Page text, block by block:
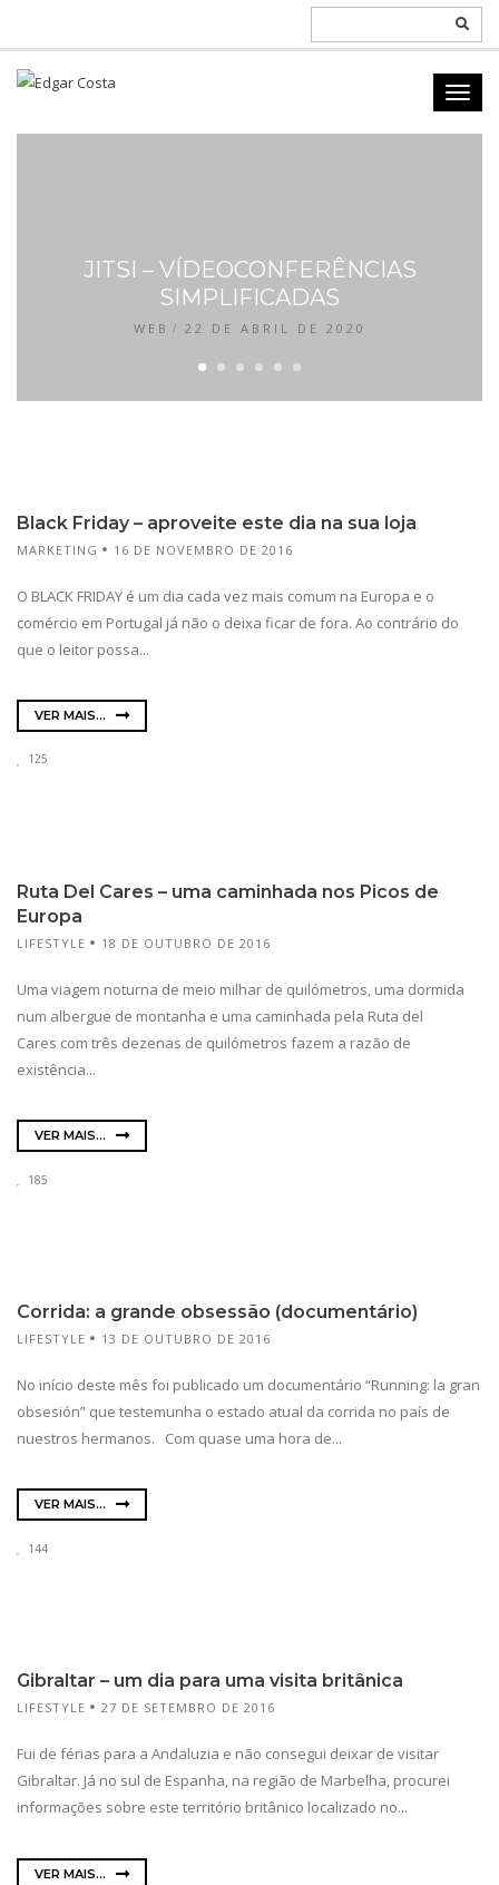
JITSI – VÍDEOCONFERÊNCIAS
SIMPLIFICADAS
WEB 22 DE ABRIL DE 2020
Black Friday – aproveite este dia na sua loja
MARKETING 16 DE NOVEMBRO DE 2016
O BLACK FRIDAY é um dia cada vez mais comum na Europa e o
comércio em Portugal já não o deixa ficar de fora. Ao contrário do
que o leitor possa...
VER MAIS...
125
Ruta Del Cares – uma caminhada nos Picos de
Europa
LIFESTYLE 18 DE OUTUBRO DE 2016
Uma viagem noturna de meio milhar de quilómetros, uma dormida
num albergue de montanha e uma caminhada pela Ruta del
Cares com três dezenas de quilómetros fazem a razão de
existência...
VER MAIS...
185
Corrida: a grande obsessão (documentário)
LIFESTYLE 13 DE OUTUBRO DE 2016
No início deste mês foi publicado um documentário “Running: la gran
obsesión” que testemunha o estado atual da corrida no país de
nuestros hermanos. Com quase uma hora de...
VER MAIS...
144
Gibraltar – um dia para uma visita britânica
LIFESTYLE 27 DE SETEMBRO DE 2016
Fui de férias para a Andaluzia e não consegui deixar de visitar
Gibraltar. Já no sul de Espanha, na região de Marbelha, procurei
informações sobre este território britânico localizado no...
VER MAIS...